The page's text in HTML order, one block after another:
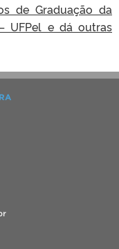
de Graduação da
UFPel e dá outras